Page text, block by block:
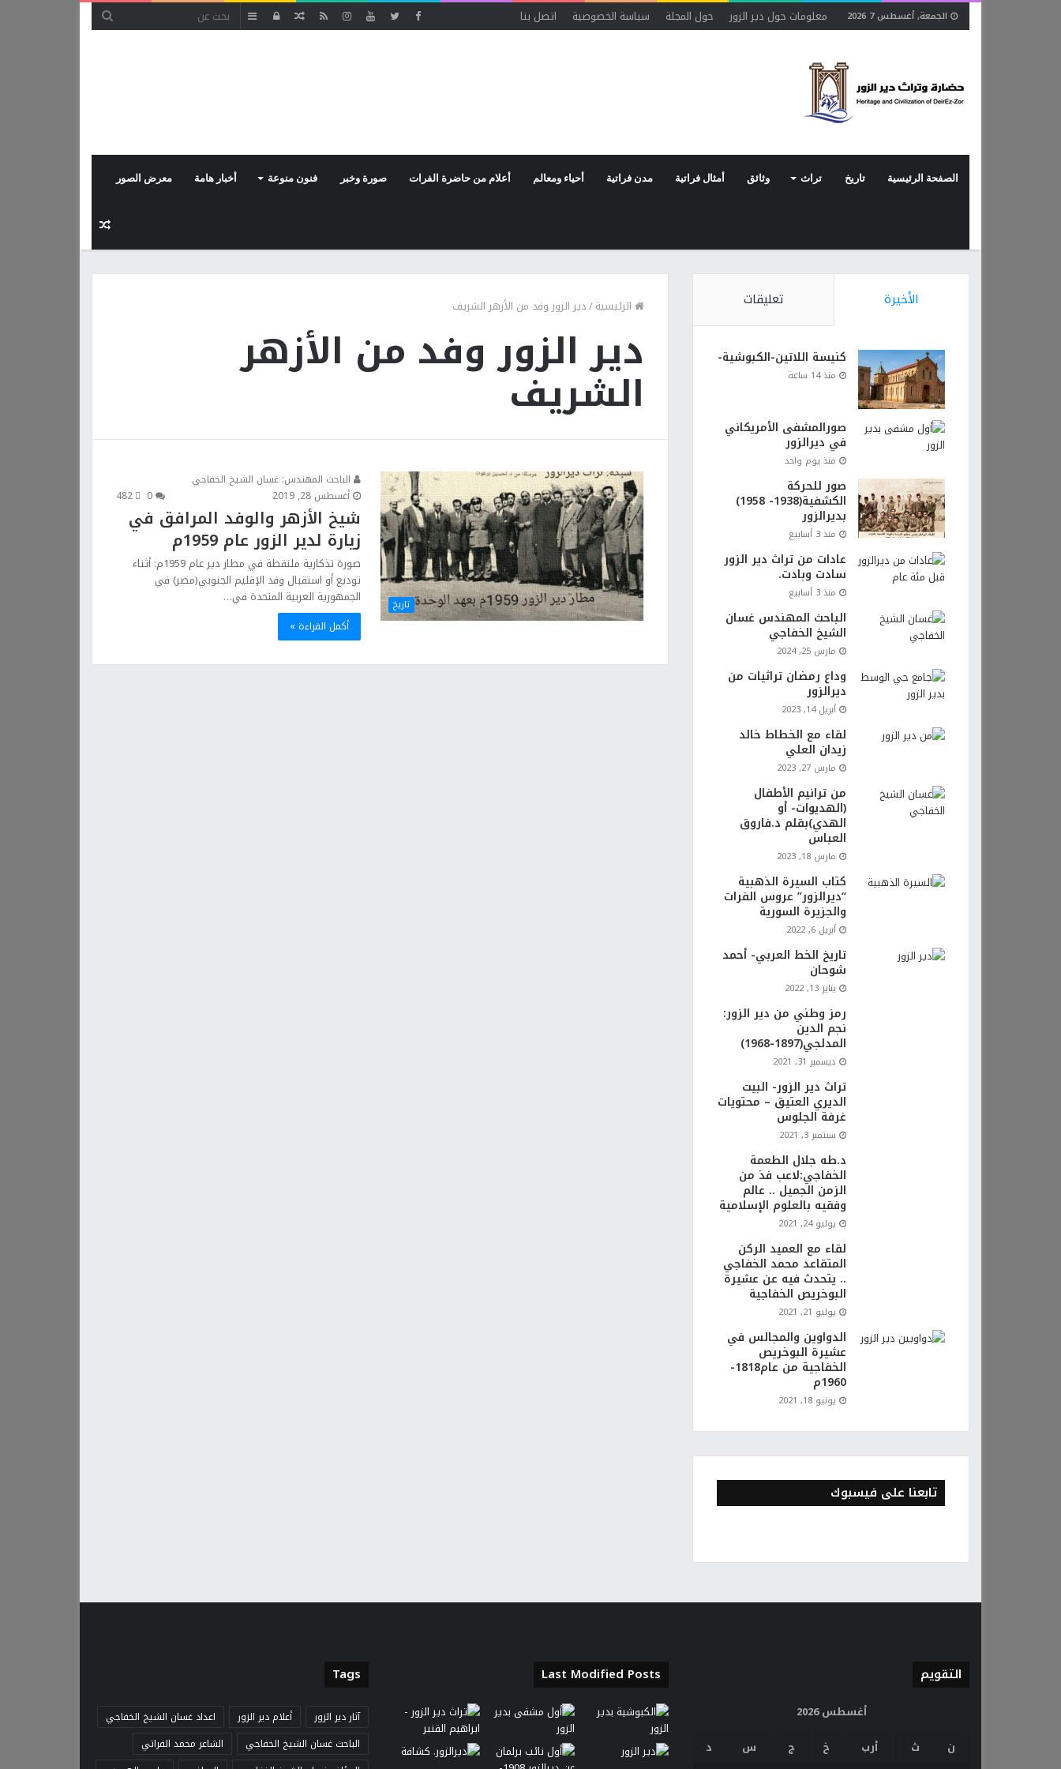
الجمعة, أغسطس 7 2026 معلومات حول دير الزور حول المجلة سياسة الخصوصية اتصل بنا
إضافةتسجيل مقال
الصفحة الرئيسية تاريخ تراث وثائق أمثال فراتية مدن فراتية أحياء ومعالم أعلام من حاضرة الفرات صورة وخبر فنون منوعة أخبار هامة معرض الصور
مقال
عشوائي
الرئيسية/دير الزور وفد من الأزهر الشريف
دير الزور وفد من الأزهر
الشريف
تاريخ
الباحث المهندس: غسان الشيخ الخفاجي
أغسطس 28, 2019
0
482
شيخ الأزهر والوفد المرافق في
زيارة لدير الزور عام 1959م
صورة تذكارية ملتقطة في مطار دير عام 1959م: أثناء
توديع أو استقبال وفد الإقليم الجنوبي(مصر) في
الجمهورية العربية المتحدة في…
أكمل القراءة »
الأخيرة تعليقات
كنيسة اللاتين-الكبوشية-
منذ 14 ساعة
صورالمشفى الأمريكاني
في ديرالزور
منذ يوم واحد
صور للحركة
الكشفية(1938- 1958)
بديرالزور
منذ 3 أسابيع
عادات من تراث دير الزور
سادت وبادت.
منذ 3 أسابيع
الباحث المهندس غسان
الشيخ الخفاجي
مارس 25, 2024
وداع رمضان تراثيات من
ديرالزور
أبريل 14, 2023
لقاء مع الخطاط خالد
زيدان العلي
مارس 27, 2023
من ترانيم الأطفال
(الهديوات- أو
الهدي)بقلم د.فاروق
العباس
مارس 18, 2023
كتاب السيرة الذهبية
“ديرالزور” عروس الفرات
والجزيرة السورية
أبريل 6, 2022
تاريخ الخط العربي- أحمد
شوحان
يناير 13, 2022
رمز وطني من دير الزور:
نجم الدين
المدلجي(1897-1968)
ديسمبر 31, 2021
تراث دير الزور- البيت
الديري العتيق – محتويات
غرفة الجلوس
سبتمبر 3, 2021
د.طه جلال الطعمة
الخفاجي:لاعب فذ من
الزمن الجميل .. عالم
وفقيه بالعلوم الإسلامية
يوليو 24, 2021
لقاء مع العميد الركن
المتقاعد محمد الخفاجي
.. يتحدث فيه عن عشيرة
البوخريص الخفاجية
يوليو 21, 2021
الدواوين والمجالس في
عشيرة البوخريص
الخفاجية من عام1818-
1960م
يونيو 18, 2021
تابعنا على فيسبوك
التقويم
أغسطس 2026
ن
ث أرب خ ج س
د
Last Modified Posts
Tags
آثار دير الزور أعلام دير الزور
اعداد غسان الشيخ الخفاجي
الباحث غسان الشيخ الخفاجي
الشاعر محمد الفراتي